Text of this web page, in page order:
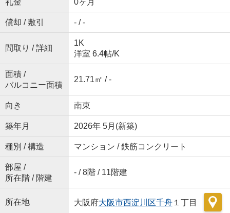
礼金 0ヶ月
償却 / 敷引 - / -
間取り / 詳細
1K
洋室 6.4帖/K
面積 /
バルコニー面積
21.71㎡ / -
向き 南東
築年月 2026年 5月(新築)
種別 / 構造 マンション / 鉄筋コンクリート
部屋 /
所在階 / 階建
- / 8階 / 11階建
所在地 大阪府大阪市西淀川区千舟１丁目